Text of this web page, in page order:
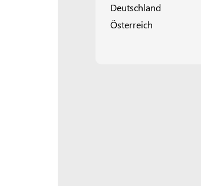
Deutschland
Österreich